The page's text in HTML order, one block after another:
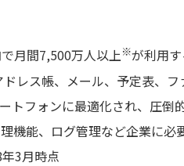
月間7,500万人以上※が利用す
レス帳、メール、予定表、フ
トフォンに最適化され、圧倒
機能、ログ管理など企業に必
3月時点